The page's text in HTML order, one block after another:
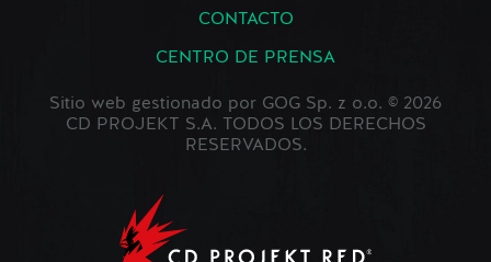
CONTACTO
CENTRO DE PRENSA
Sitio web gestionado por GOG Sp. z o.o. © 2026
CD PROJEKT S.A. TODOS LOS DERECHOS
RESERVADOS.